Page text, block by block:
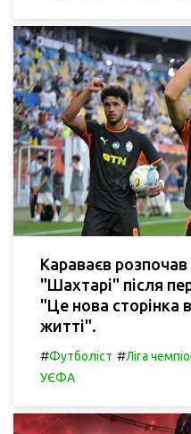
Караваєв
"Шахтарі" після
"Це нова сторінка
житті".
#Футболіст #Ліга
УЄФА